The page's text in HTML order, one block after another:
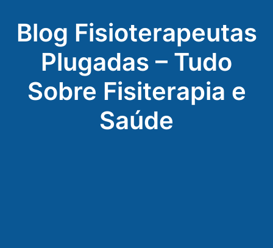
Blog Fisioterapeutas
Plugadas – Tudo
Sobre Fisiterapia e
Saúde